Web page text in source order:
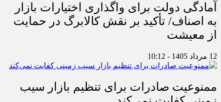
آمادگی دولت برای واگذاری اختیارات بازار
به اصناف/ تأکید بر نقش کالابرگ در حمایت
از معیشت
12 مرداد 1405 - 10:12
ممنوعیت صادرات برای تنظیم بازار سیب